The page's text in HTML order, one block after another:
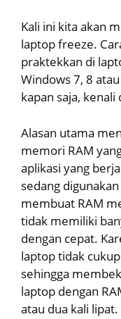
Kali ini kita akan
laptop freeze.
praktekkan di
Windows 7, 8
kapan saja,
Alasan utama
memori RAM
aplikasi yang
sedang
membuat RAM
tidak memiliki
dengan cepat.
laptop tidak
sehingga
laptop dengan
atau dua kali